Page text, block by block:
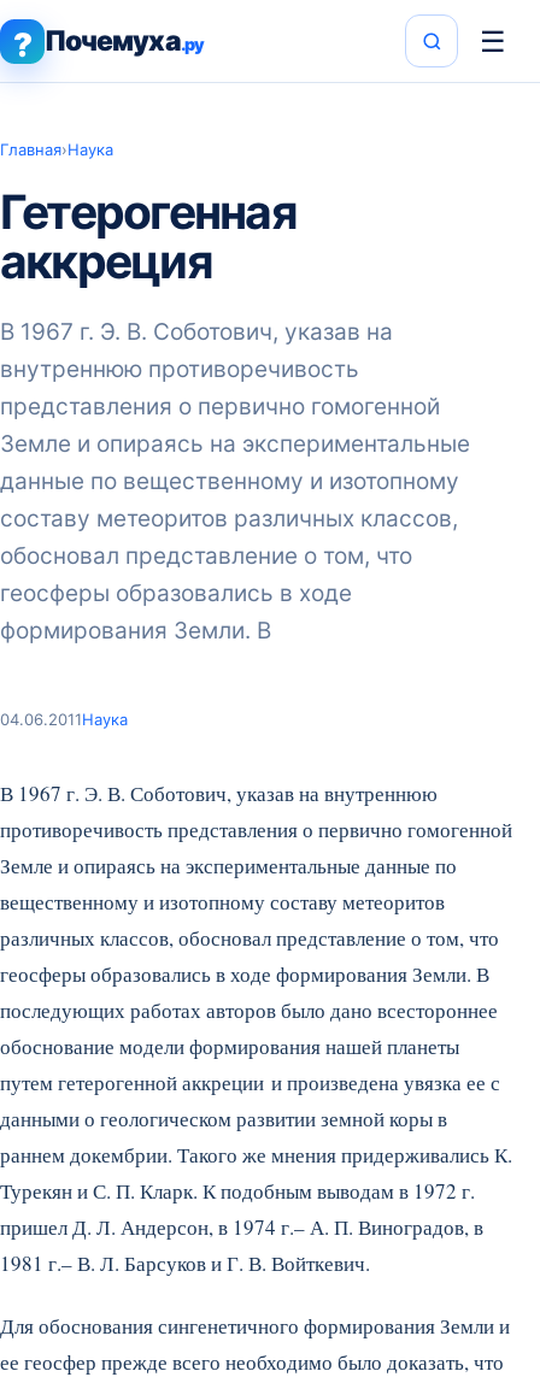
? Почемуха.ру ☰
Главная›Наука
Гетерогенная
аккреция
В 1967 г. Э. В. Соботович, указав на
внутреннюю противоречивость
представления о первично гомогенной
Земле и опираясь на экспериментальные
данные по вещественному и изотопному
составу метеоритов различных классов,
обосновал представление о том, что
геосферы образовались в ходе
формирования Земли. В
04.06.2011Наука
В 1967 г. Э. В. Соботович, указав на внутреннюю
противоречивость представления о первично гомогенной
Земле и опираясь на экспериментальные данные по
вещественному и изотопному составу метеоритов
различных классов, обосновал представление о том, что
геосферы образовались в ходе формирования Земли. В
последующих работах авторов было дано всестороннее
обоснование модели формирования нашей планеты
путем гетерогенной аккреции и произведена увязка ее с
данными о геологическом развитии земной коры в
раннем докембрии. Такого же мнения придерживались К.
Турекян и С. П. Кларк. К подобным выводам в 1972 г.
пришел Д. Л. Андерсон, в 1974 г.– А. П. Виноградов, в
1981 г.– В. Л. Барсуков и Г. В. Войткевич.
Для обоснования сингенетичного формирования Земли и
ее геосфер прежде всего необходимо было доказать, что